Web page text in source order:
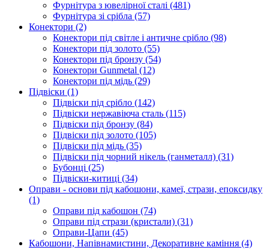
Фурнітура з ювелірної сталі (481)
Фурнітура зі срібла (57)
Конектори (2)
Конектори під світле і античне срібло (98)
Конектори під золото (55)
Конектори під бронзу (54)
Конектори Gunmetal (12)
Конектори під мідь (29)
Підвіски (1)
Підвіски під срібло (142)
Підвіски нержавіюча сталь (115)
Підвіски під бронзу (84)
Підвіски під золото (105)
Підвіски під мідь (35)
Підвіски під чорний нікель (ганметалл) (31)
Бубонці (25)
Підвіски-китиці (34)
Оправи - основи під кабошони, камеї, стрази, епоксидку
(1)
Оправи під кабошон (74)
Оправи під стрази (кристали) (31)
Оправи-Цапи (45)
Кабошони, Напівнамистини, Декоративне каміння (4)